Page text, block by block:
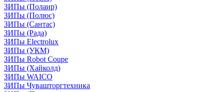
ЗИПы (Полаир)
ЗИПы (Полюс)
ЗИПы (Сантас)
ЗИПы (Рада)
ЗИПы Electrolux
ЗИПы (УКМ)
ЗИПы Robot Coupe
ЗИПы (Хайколд)
ЗИПы WAICO
ЗИПы Чувашторгтехника